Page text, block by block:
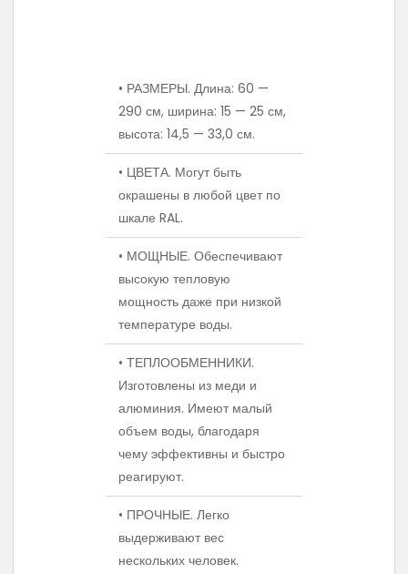
• РАЗМЕРЫ. Длина: 60 —
290 см, ширина: 15 — 25 см,
высота: 14,5 — 33,0 см.
• ЦВЕТА. Могут быть
окрашены в любой цвет по
шкале RAL.
• МОЩНЫЕ. Обеспечивают
высокую тепловую
мощность даже при низкой
температуре воды.
• ТЕПЛООБМЕННИКИ.
Изготовлены из меди и
алюминия. Имеют малый
объем воды, благодаря
чему эффективны и быстро
реагируют.
• ПРОЧНЫЕ. Легко
выдерживают вес
нескольких человек.